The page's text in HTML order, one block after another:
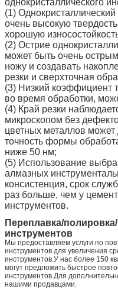
(1)
очень высокую
хорошую
(2) Острие
может быть очень
ножу и создавать
резки и сверхточная
(3) Низкий коэффициент
во время обработки,
(4) Край резки
микроскопом без
цветных металлов может
точность формы
ниже 50 нм;
(5) Использование
алмазных
консистенция, срок
раз больше, чем у
инструментов.
Переплавка/
инструментов
Мы предоставляем услуги по
инструментов для увеличения
инструментов.У нас более 150
могут предложить быстрое
инструментов.Для
нашими продавцами.